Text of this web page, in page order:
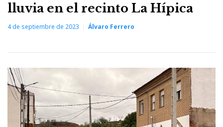
lluvia en el recinto La Hípica
4 de septiembre de 2023 Álvaro Ferrero